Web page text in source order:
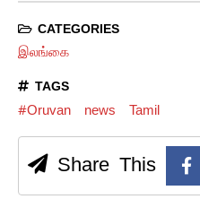
CATEGORIES
இலங்கை
TAGS
#Oruvan news Tamil
Share This